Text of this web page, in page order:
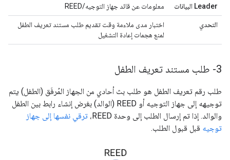
Leader البيانات معلومات عن قائد جهاز التوجيه/REED
التحدي
اختبار مدى ملاءمة وقت تقديم طلب مستند تعريف الطفل
لمنع هجمات إعادة التشغيل
3- طلب مستند تعريف الطفل
طلب رقم تعريف الطفل هو طلب بث أحادي من الجهاز المُرفَق (الطفل) يتم
توجيهه إلى جهاز التوجيه أو REED (الوالد) بغرض إنشاء رابط بين الطفل
والوالد. إذا تم إرسال الطلب إلى وحدة REED،
ترقي نفسها إلى جهاز
توجيه قبل قبول الطلب.